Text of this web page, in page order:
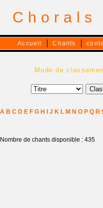
Accueil Chants
Mode de
A B C D E F G H J K L M N O P Q R
Nombre de chants disponible : 435